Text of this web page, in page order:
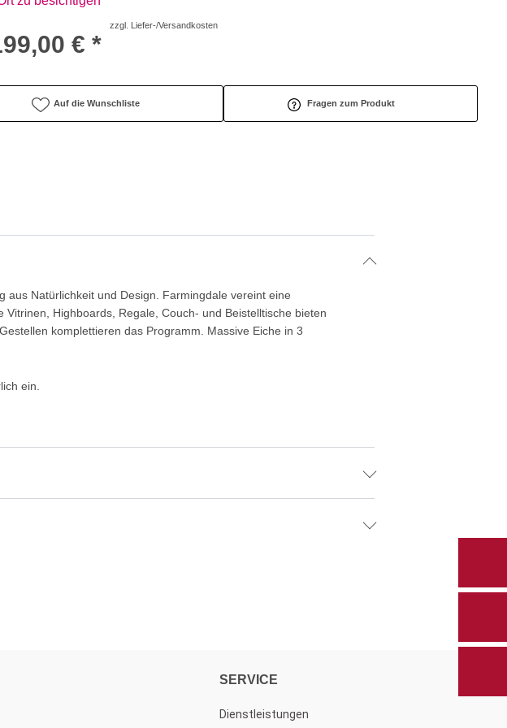
€ *
zzgl. Liefer-/Versandkosten
Auf die Wunschliste Fragen zum Produkt
Natürlichkeit und Design. Farmingdale vereint eine
Highboards, Regale, Couch- und Beistelltische bieten
komplettieren das Programm. Massive Eiche in 3
ein.
SERVICE
Dienstleistungen